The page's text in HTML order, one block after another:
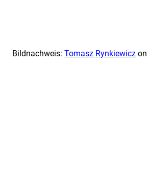
Bildnachweis: Tomasz Rynkiewicz on